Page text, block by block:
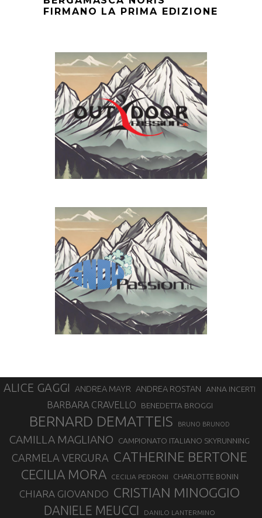
FIRMANO LA PRIMA EDIZIONE
ALICE GAGGI ANDREA MAYR ANDREA ROSTAN ANNA INCERTI
BARBARA CRAVELLO BENEDETTA BROGGI
BERNARD DEMATTEIS BRUNO BRUNOD
CAMILLA MAGLIANO CAMPIONATO ITALIANO SKYRUNNING
CARMELA VERGURA CATHERINE BERTONE
CECILIA MORA CECILIA PEDRONI CHARLOTTE BONIN
CHIARA GIOVANDO CRISTIAN MINOGGIO
DANIELE MEUCCI DANILO LANTERMINO